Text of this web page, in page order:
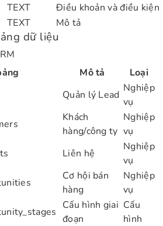
TEXT
Điều khoản và điều kiện
TEXT Mô tả
dữ liệu
Mô tả
Loại
Quản lý Lead
Nghiệp
vụ
Khách
hàng/công ty
Nghiệp
vụ
Liên hệ
Nghiệp
vụ
Cơ hội bán
hàng
Nghiệp
vụ
Cấu hình giai
đoạn
Cấu
hình